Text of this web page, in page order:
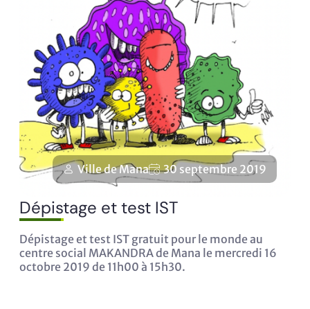
Ville de Mana 30 septembre 2019
Dépistage et test IST
Dépistage et test IST gratuit pour le monde au
centre social MAKANDRA de Mana le mercredi 16
octobre 2019 de 11h00 à 15h30.